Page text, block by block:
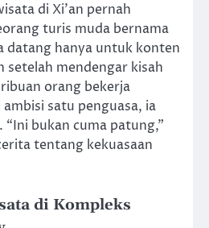
di Xi’an pernah
turis muda bernama
datang hanya untuk konten
setelah mendengar kisah
orang bekerja
satu penguasa, ia
bukan cuma patung,”
tentang kekuasaan
di Kompleks